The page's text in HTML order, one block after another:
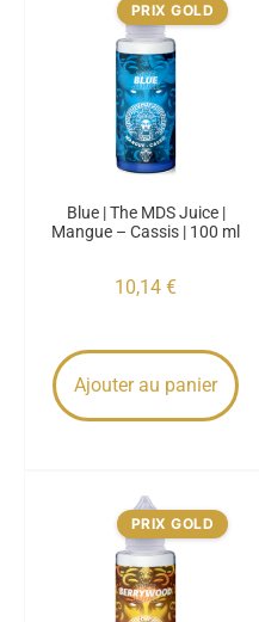
PRIX GOLD
Blue | The MDS Juice |
Mangue – Cassis | 100 ml
10,14 €
Ajouter au panier
PRIX GOLD